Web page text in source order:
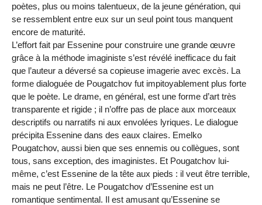
poètes, plus ou moins talentueux, de la jeune génération, qui
se ressemblent entre eux sur un seul point tous manquent
encore de maturité.
L’effort fait par Essenine pour construire une grande œuvre
grâce à la méthode imaginiste s’est révélé inefficace du fait
que l’auteur a déversé sa copieuse imagerie avec excès. La
forme dialoguée de Pougatchov fut impitoyablement plus forte
que le poète. Le drame, en général, est une forme d’art très
transparente et rigide ; il n’offre pas de place aux morceaux
descriptifs ou narratifs ni aux envolées lyriques. Le dialogue
précipita Essenine dans des eaux claires. Emelko
Pougatchov, aussi bien que ses ennemis ou collègues, sont
tous, sans exception, des imaginistes. Et Pougatchov lui-
même, c’est Essenine de la tête aux pieds : il veut être terrible,
mais ne peut l’être. Le Pougatchov d’Essenine est un
romantique sentimental. Il est amusant qu’Essenine se